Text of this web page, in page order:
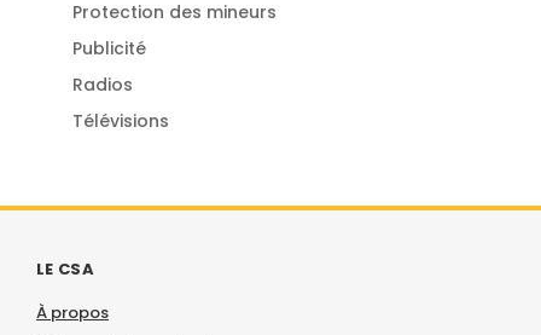
Protection des mineurs
Publicité
Radios
Télévisions
LE CSA
À propos